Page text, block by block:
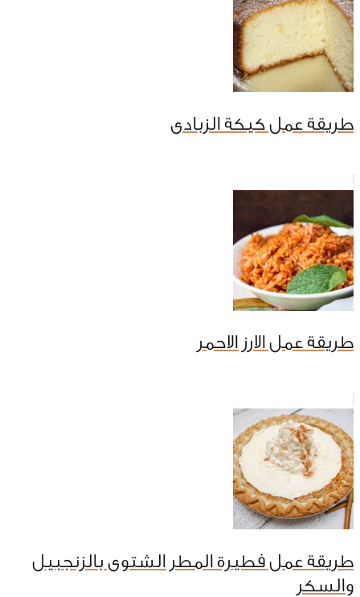
طريقة عمل كيكة الزبادى
طريقة عمل الارز الاحمر
طريقة عمل فطيرة المطر الشتوى بالزنجبيل
والسكر